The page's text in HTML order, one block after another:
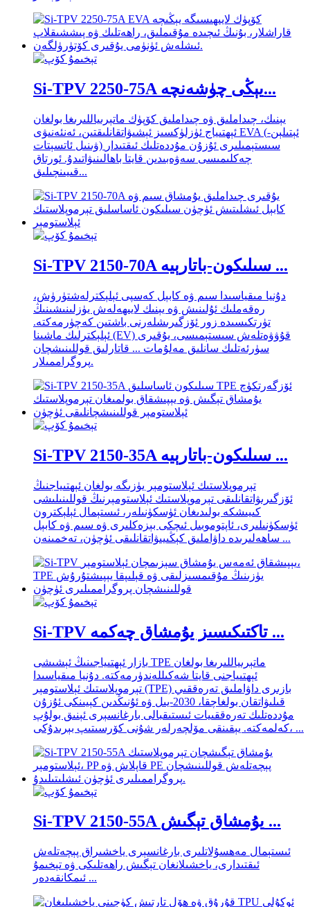
Si-TPV 2250-75A يېڭى چۈشەنچە...
يېنىك، چىداملىق ۋە چىداملىق كۆپۈك ماتېرىياللىرىغا بولغان
ئېھتىياج ئۈزلۈكسىز ئېشىۋاتقانلىقتىن، ئەنئەنىۋى EVA (ئېتىلېن-
ۋىنىل ئاتسېتات) سىستېمىلىرى ئۇزۇن مۇددەتلىك ئىقتىدار
چەكلىمىسى سەۋەبىدىن قايتا باھالىنىۋاتىدۇ. ئورتاق
قىيىنچىلىق...
Si-TPV 2150-70A سىلىكون-باتارېيە ...
دۇنيا مىقياسىدا سىم ۋە كابېل كەسپى ئېلېكترلەشتۈرۈش،
رەقەملىك ئۇلىنىش ۋە يېنىك لايىھەلەش يۈزلىنىشىنىڭ
تۈرتكىسىدە زور ئۆزگىرىشلەرنى باشتىن كەچۈرمەكتە.
ئېلېكترلىك ماشىنا (EV) قۇۋۋەتلەش سىستېمىسى، يۇقىرى
سۈرئەتلىك سانلىق مەلۇمات ... قاتارلىق قوللىنىشچان
پروگراممىلار.
Si-TPV 2150-35A سىلىكون-باتارېيە ...
تېرموپلاستىك ئېلاستومېر يۈزىگە بولغان ئېھتىياجنىڭ
ئۆزگىرىۋاتقانلىقى تېرموپلاستىك ئېلاستومېرنىڭ قوللىنىلىشى
كىيىشكە بولىدىغان ئۈسكۈنىلەر، ئىستېمال ئېلېكترون
ئۈسكۈنىلىرى، ئاپتوموبىل ئىچكى بېزەكلىرى ۋە سىم ۋە كابېل
ساھەلىرىدە داۋاملىق كېڭىيىۋاتقانلىقى ئۈچۈن، تەخمىنەن ...
Si-TPV تاكتىكىسىز يۇمشاق چەكمە ...
بازار ئېھتىياجىنىڭ ئېشىشى TPE ماتېرىياللىرىغا بولغان
ئېھتىياجنى قايتا شەكىللەندۈرمەكتە. دۇنيا مىقياسىدا
تېرموپلاستىك ئېلاستومېر (TPE) بازىرى داۋاملىق تەرەققىي
قىلىۋاتقان بولغاچقا، 2030-يىل ۋە ئۇنىڭدىن كېيىنكى ئۇزۇن
مۇددەتلىك تەرەققىيات ئىستىقبالى بارغانسېرى ئېنىق بولۇپ
كەلمەكتە. يېقىنقى مۆلچەرلەر شۇنى كۆرسىتىپ بېرىدۇكى، ...
Si-TPV 2150-55A يۇمشاق تېگىش ...
ئىستېمال مەھسۇلاتلىرى بارغانسېرى ياخشىراق پېچەتلەش
ئىقتىدارى، ياخشىلانغان تېگىش راھەتلىكى ۋە تېخىمۇ
ئىمكانقەدەر ...